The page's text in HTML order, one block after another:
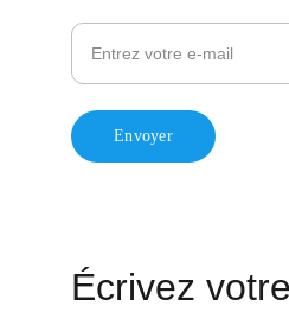
Envoyer
Écrivez